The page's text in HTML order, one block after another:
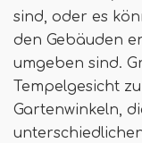
sind, oder es
den Gebäuden
umgeben sind.
Tempelgesicht
Gartenwinkeln,